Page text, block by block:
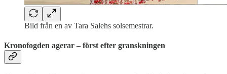
Bild från en av Tara Salehs solsemestrar.
Kronofogden agerar – först efter granskningen